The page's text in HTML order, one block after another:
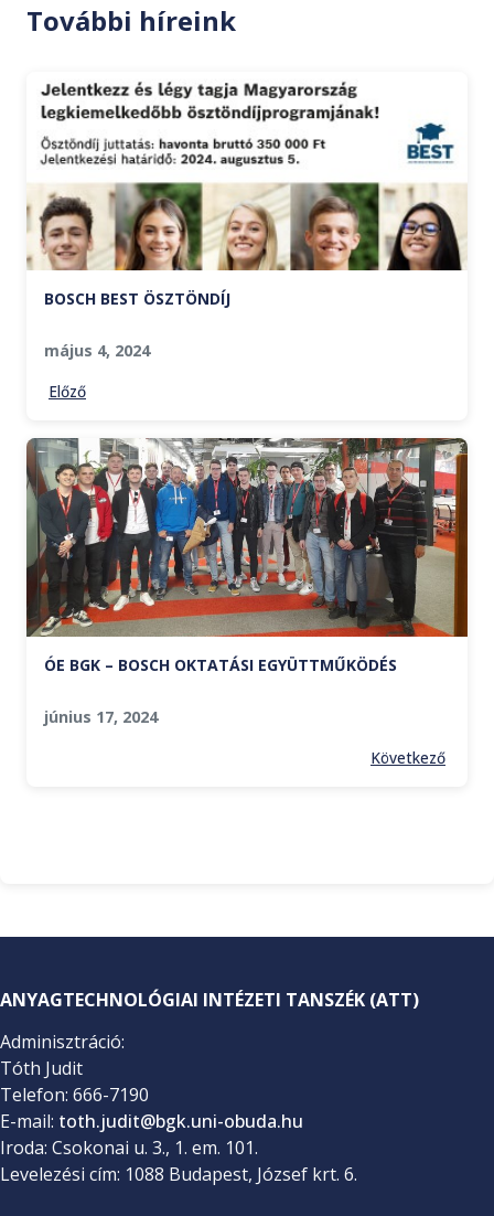
További híreink
BOSCH BEST ÖSZTÖNDÍJ
május 4, 2024
Előző
ÓE BGK – BOSCH OKTATÁSI EGYÜTTMŰKÖDÉS
június 17, 2024
Következő
ANYAGTECHNOLÓGIAI INTÉZETI TANSZÉK (ATT)
Adminisztráció:
Tóth Judit
Telefon: 666-7190
E-mail: toth.judit@bgk.uni-obuda.hu
Iroda: Csokonai u. 3., 1. em. 101.
Levelezési cím: 1088 Budapest, József krt. 6.